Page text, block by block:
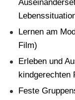
Lernen am
Film)
Erleben und
kindgerechten
Feste